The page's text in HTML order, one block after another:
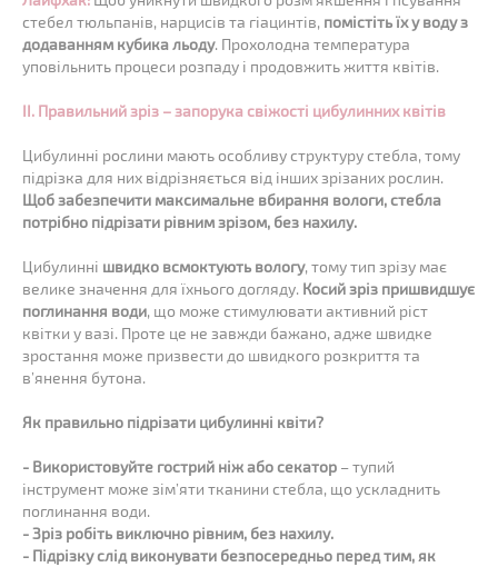
стебел тюльпанів, нарцисів та гіацинтів, помістіть їх у воду з
додаванням кубика льоду. Прохолодна температура
уповільнить процеси розпаду і продовжить життя квітів.
II. Правильний зріз – запорука свіжості цибулинних квітів
Цибулинні рослини мають особливу структуру стебла, тому
підрізка для них відрізняється від інших зрізаних рослин.
Щоб забезпечити максимальне вбирання вологи, стебла
потрібно підрізати рівним зрізом, без нахилу.
Цибулинні швидко всмоктують вологу, тому тип зрізу має
велике значення для їхнього догляду. Косий зріз пришвидшує
поглинання води, що може стимулювати активний ріст
квітки у вазі. Проте це не завжди бажано, адже швидке
зростання може призвести до швидкого розкриття та
в’янення бутона.
Як правильно підрізати цибулинні квіти?
- Використовуйте гострий ніж або секатор – тупий
інструмент може зім’яти тканини стебла, що ускладнить
поглинання води.
- Зріз робіть виключно рівним, без нахилу.
- Підрізку слід виконувати безпосередньо перед тим, як